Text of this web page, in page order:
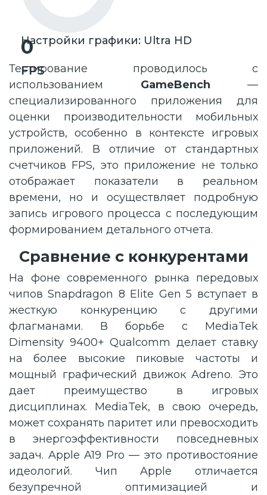
0
FPS
Настройки графики: Ultra HD
Тестирование проводилось с
использованием GameBench —
специализированного приложения для
оценки производительности мобильных
устройств, особенно в контексте игровых
приложений. В отличие от стандартных
счетчиков FPS, это приложение не только
отображает показатели в реальном
времени, но и осуществляет подробную
запись игрового процесса с последующим
формированием детального отчета.
Сравнение с конкурентами
На фоне современного рынка передовых
чипов Snapdragon 8 Elite Gen 5 вступает в
жесткую конкуренцию с другими
флагманами. В борьбе с MediaTek
Dimensity 9400+ Qualcomm делает ставку
на более высокие пиковые частоты и
мощный графический движок Adreno. Это
дает преимущество в игровых
дисциплинах. MediaTek, в свою очередь,
может сохранять паритет или превосходить
в энергоэффективности повседневных
задач. Apple A19 Pro — это противостояние
идеологий. Чип Apple отличается
безупречной оптимизацией и